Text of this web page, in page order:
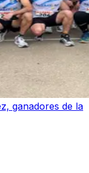
ganadores de la